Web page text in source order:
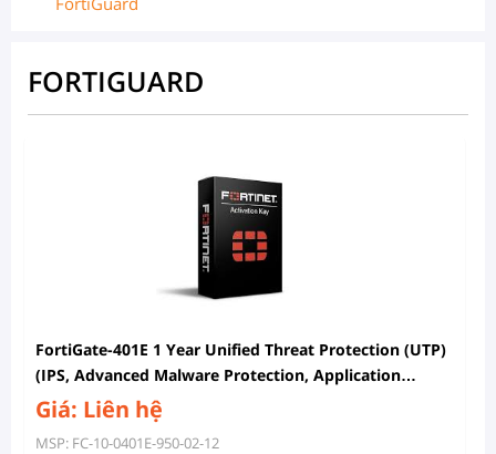
FORTIGUARD
FortiGate-401E 1 Year Unified Threat Protection (UTP)
(IPS, Advanced Malware Protection, Application
Control, URL, DNS & Video Filtering, Antispam Service,
And FortiCare Premium)
Giá: Liên hệ
MSP: FC-10-0401E-950-02-12